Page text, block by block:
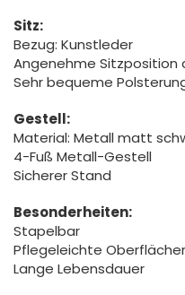
Sitz:
Bezug: Kunstleder
Angenehme Sitzposition
Sehr bequeme
Gestell:
Material: Metall matt
4-Fuß Metall-Gestell
Sicherer Stand
Besonderheiten:
Stapelbar
Pflegeleichte
Lange Lebensdauer